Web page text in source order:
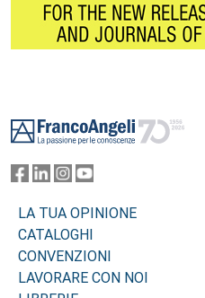
LA TUA OPINIONE
CATALOGHI
CONVENZIONI
LAVORARE CON NOI